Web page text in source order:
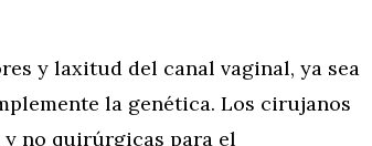
y laxitud del canal vaginal, ya sea
la genética. Los cirujanos
no quirúrgicas para el